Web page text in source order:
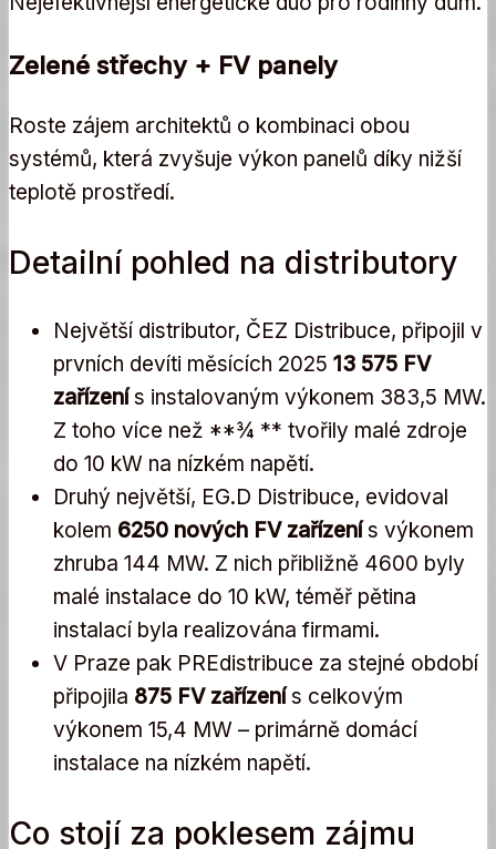
Zelené střechy + FV panely
Roste zájem architektů o kombinaci obou
systémů, která zvyšuje výkon panelů díky nižší
teplotě prostředí.
Detailní pohled na distributory
Největší distributor, ČEZ Distribuce, připojil v
prvních devíti měsících 2025 13 575 FV
zařízenís instalovaným výkonem 383,5 MW.
Z toho více než **¾ ** tvořily malé zdroje
do 10 kW na nízkém napětí.
Druhý největší, EG.D Distribuce, evidoval
kolem 6250 nových FV zařízenís výkonem
zhruba 144 MW. Z nich přibližně 4600 byly
malé instalace do 10 kW, téměř pětina
instalací byla realizována firmami.
V Praze pak PREdistribuce za stejné období
připojila 875 FV zařízenís celkovým
výkonem 15,4 MW – primárně domácí
instalace na nízkém napětí.
Co stojí za poklesem zájmu